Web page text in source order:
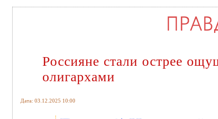
Россияне стали острее
олигархами
Дата: 03.12.2025 10:00